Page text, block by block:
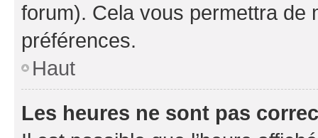
forum). Cela vous permettra de
préférences.
Haut
Les heures ne sont pas